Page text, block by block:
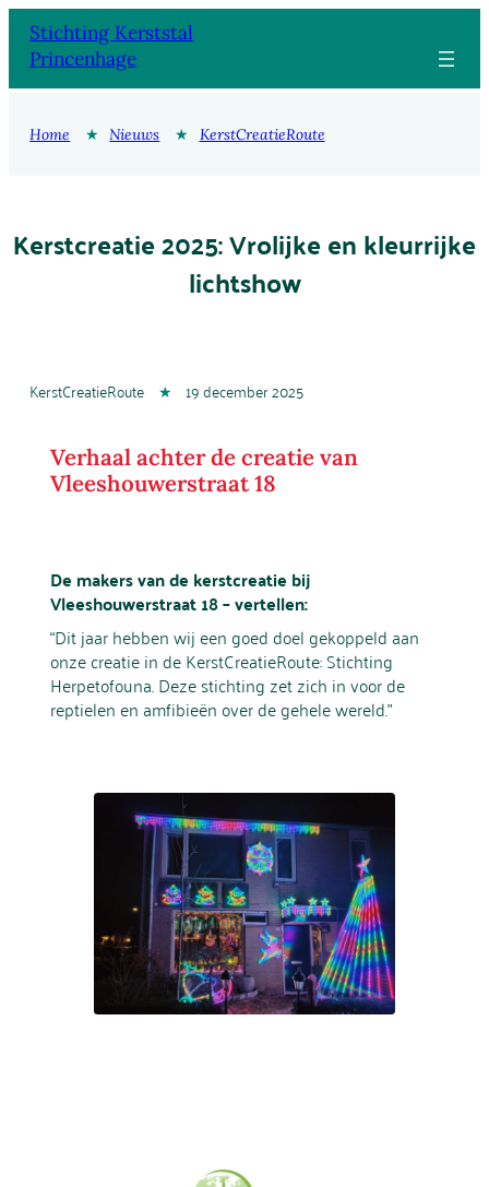
Ga
naar
inhoud
Stichting Kerststal
Princenhage
Home ★ Nieuws ★ KerstCreatieRoute
Kerstcreatie 2025: Vrolijke en kleurrijke
lichtshow
KerstCreatieRoute ★ 19 december 2025
Verhaal achter de creatie van
Vleeshouwerstraat 18
De makers van de kerstcreatie bij
Vleeshouwerstraat 18 – vertellen:
“Dit jaar hebben wij een goed doel gekoppeld aan
onze creatie in de KerstCreatieRoute: Stichting
Herpetofouna. Deze stichting zet zich in voor de
reptielen en amfibieën over de gehele wereld.”